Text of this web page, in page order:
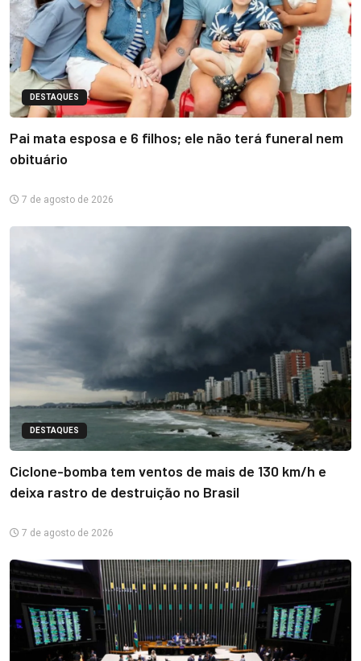
DESTAQUES
Pai mata esposa e 6 filhos; ele não terá funeral nem
obituário
7 de agosto de 2026
DESTAQUES
Ciclone-bomba tem ventos de mais de 130 km/h e
deixa rastro de destruição no Brasil
7 de agosto de 2026